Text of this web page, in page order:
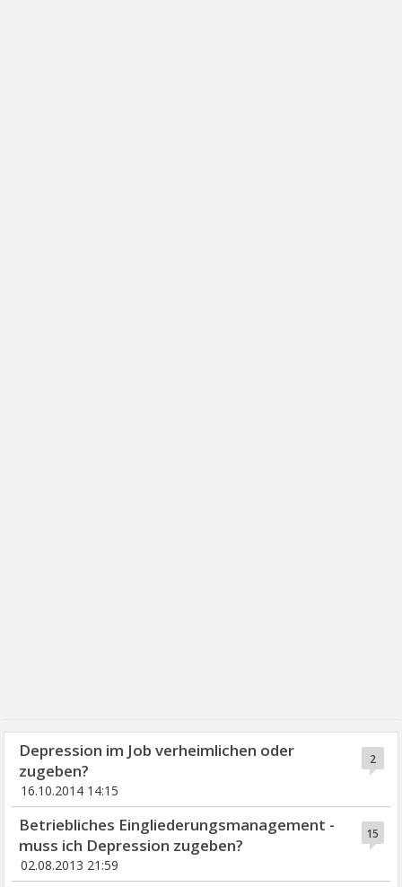
2
Depression im Job verheimlichen oder
zugeben?
16.10.2014 14:15
15
Betriebliches Eingliederungsmanagement -
muss ich Depression zugeben?
02.08.2013 21:59